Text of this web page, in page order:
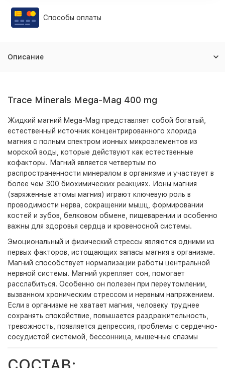
Способы оплаты
Описание
Trace Minerals Mega-Mag 400 mg
Жидкий магний Mega-Mag представляет собой богатый,
естественный источник концентрированного хлорида
магния с полным спектром ионных микроэлементов из
морской воды, которые действуют как естественные
кофакторы. Магний является четвертым по
распространенности минералом в организме и участвует в
более чем 300 биохимических реакциях. Ионы магния
(заряженные атомы магния) играют ключевую роль в
проводимости нерва, сокращении мышц, формировании
костей и зубов, белковом обмене, пищеварении и особенно
важны для здоровья сердца и кровеносной системы.
Эмоциональный и физический стрессы являются одними из
первых факторов, истощающих запасы магния в организме.
Магний способствует нормализации работы центральной
нервной системы. Магний укрепляет сон, помогает
расслабиться. Особенно он полезен при переутомлении,
вызванном хроническим стрессом и нервным напряжением.
Если в организме не хватает магния, человеку труднее
сохранять спокойствие, повышается раздражительность,
тревожность, появляется депрессия, проблемы с сердечно-
сосудистой системой, бессонница, мышечные спазмы